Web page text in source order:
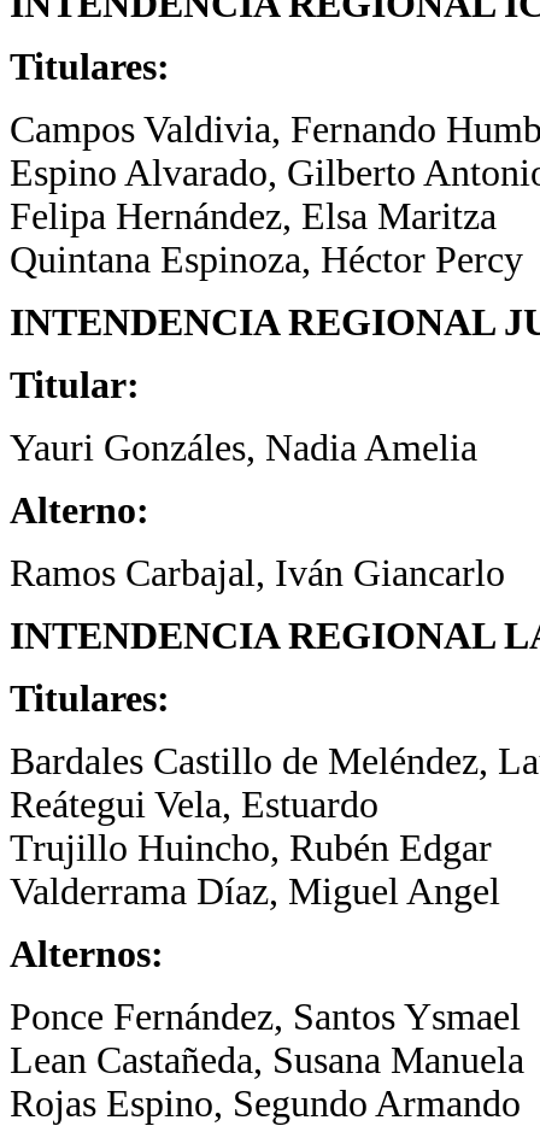
Titulares:
Campos Valdivia, Fernando
Espino Alvarado, Gilberto
Felipa Hernández, Elsa Maritza
Quintana Espinoza, Héctor Percy
INTENDENCIA REGIONAL
Titular:
Yauri Gonzáles, Nadia Amelia
Alterno:
Ramos Carbajal, Iván Giancarlo
INTENDENCIA REGIONAL
Titulares:
Bardales Castillo de Meléndez,
Reátegui Vela, Estuardo
Trujillo Huincho, Rubén Edgar
Valderrama Díaz, Miguel Angel
Alternos:
Ponce Fernández, Santos Ysmael
Lean Castañeda, Susana Manuela
Rojas Espino, Segundo Armando